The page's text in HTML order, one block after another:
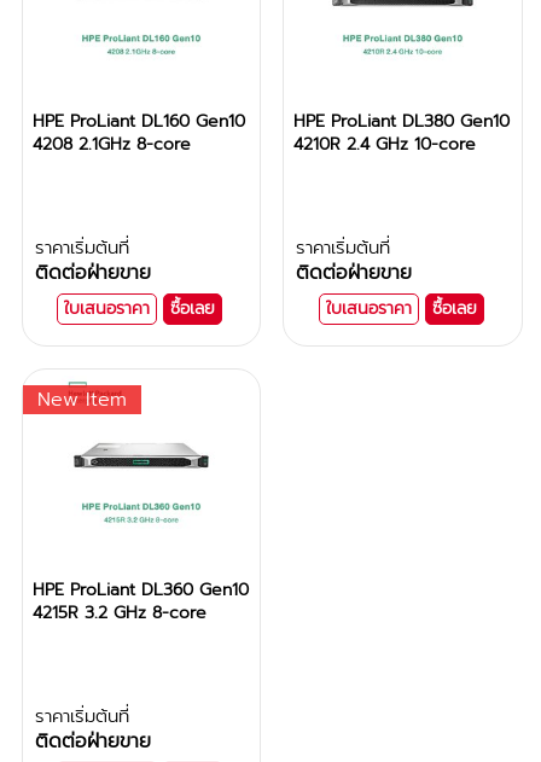
HPE ProLiant DL160 Gen10
4208 2.1GHz 8-core
ราคาเริ่มต้นที่
ติดต่อฝ่ายขาย
ใบเสนอราคา ซื้อเลย
HPE ProLiant DL380 Gen10
4210R 2.4 GHz 10-core
ราคาเริ่มต้นที่
ติดต่อฝ่ายขาย
ใบเสนอราคา ซื้อเลย
New Item
HPE ProLiant DL360 Gen10
4215R 3.2 GHz 8-core
ราคาเริ่มต้นที่
ติดต่อฝ่ายขาย